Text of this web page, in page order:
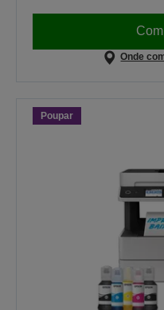
Onde
Poupar